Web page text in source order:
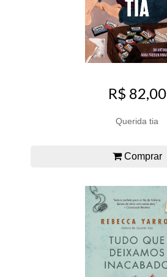
R$ 82,00
Querida tia
Comprar